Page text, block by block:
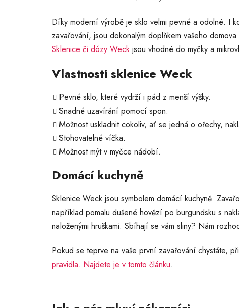
Díky moderní výrobě je sklo velmi pevné a odolné. I
zavařování, jsou dokonalým doplňkem vašeho
Sklenice či dózy Weck jsou vhodné do myčky a
Vlastnosti sklenice Weck
Pevné sklo, které vydrží i pád z menší výšky.
Snadné uzavírání pomocí spon.
Možnost uskladnit cokoliv, ať se jedná o ořechy,
Stohovatelné víčka.
Možnost mýt v myčce nádobí.
Domácí kuchyně
Sklenice Weck jsou symbolem domácí kuchyně.
například pomalu dušené hovězí po burgundsku s
naloženými hruškami. Sbíhají se vám sliny? Nám
Pokud se teprve na vaše první zavařování chystáte,
pravidla. Najdete je v tomto článku.